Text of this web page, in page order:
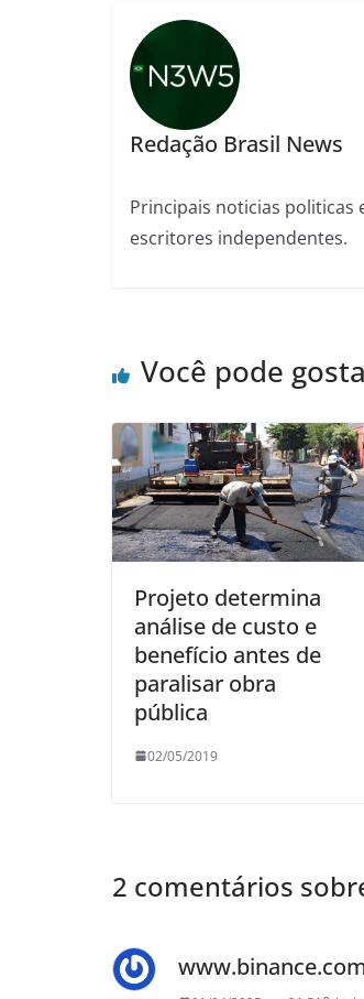
Redação Brasil News
Principais noticias politicas
escritores independentes.
Você pode
Projeto determina
análise de custo e
benefício antes de
paralisar obra
pública
02/05/2019
2 comentários